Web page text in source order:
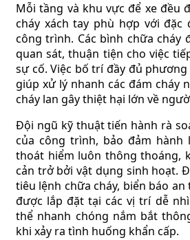
Mỗi tầng và khu vực để xe đều
cháy xách tay phù hợp với đặc
công trình. Các bình chữa cháy
quan sát, thuận tiện cho việc
sự cố. Việc bố trí đầy đủ
giúp xử lý nhanh các đám cháy
cháy lan gây thiệt hại lớn về
Đội ngũ kỹ thuật tiến hành rà
của công trình, bảo đảm hành
thoát hiểm luôn thông thoáng,
cản trở bởi vật dụng sinh hoạt.
tiêu lệnh chữa cháy, biển báo
được lắp đặt tại các vị trí dễ
thể nhanh chóng nắm bắt
khi xảy ra tình huống khẩn cấp.